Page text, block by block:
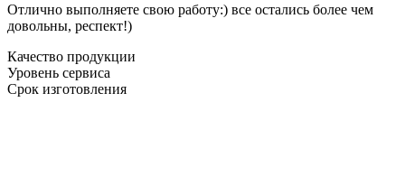
Отлично выполняете свою работу:) все остались более чем
довольны, респект!)
Качество продукции
Уровень сервиса
Срок изготовления